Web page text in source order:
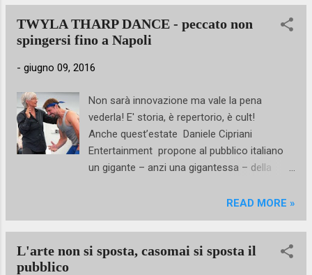
due Paesi, Il Conservatorio Edward Said di
Ramallah, la Facoltà delle Arti della Birzeit
University , il Conservatoire des Arts et
Bamako oltre a centri di produzione e
DonkoSeko a Bamako (Mali) il Sareyyet
Ramallah e la Palestinian Circus School a
Birzeit.
TWYLA THARP DANCE - peccato non
spingersi fino a Napoli
- giugno 09, 2016
Non sarà innovazione ma vale la pena
vederla! E' storia, è repertorio, è cult!
Anche quest’estate Daniele Cipriani
Entertainment propone al pubblico italiano
un gigante – anzi una gigantessa – della
sulle locandine dei teatri dell’opera, nei credit
dalle mitiche luci di Broadway. Arriva a giugno
la TWYLA THARP DANCE, compagnia che
READ MORE »
L'arte non si sposta, casomai si sposta il
pubblico